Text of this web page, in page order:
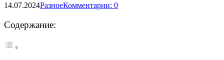
14.07.2024РазноеКомментарии: 0
Содержание: